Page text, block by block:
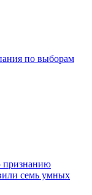
по выборам
признанию
семь умных